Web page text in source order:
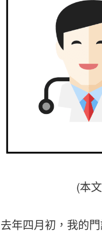
(本
去年四月初，我的